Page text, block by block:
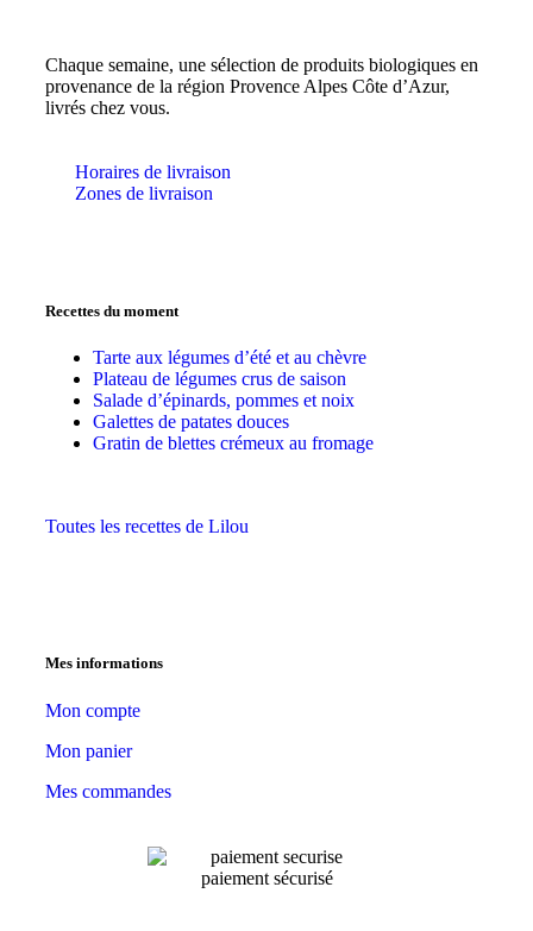
Chaque semaine, une sélection de produits biologiques en
provenance de la région Provence Alpes Côte d’Azur,
livrés chez vous.
Horaires de livraison
Zones de livraison
Recettes du moment
Tarte aux légumes d’été et au chèvre
Plateau de légumes crus de saison
Salade d’épinards, pommes et noix
Galettes de patates douces
Gratin de blettes crémeux au fromage
Toutes les recettes de Lilou
Mes informations
Mon compte
Mon panier
Mes commandes
paiement sécurisé